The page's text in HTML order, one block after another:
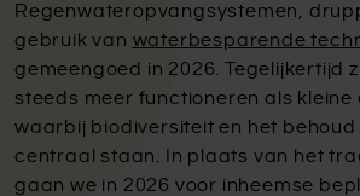
Regenwateropvangsystemen,
gebruik van waterbesparende
gemeengoed in 2026. Tegelijkertijd
steeds meer functioneren als kleine
waarbij biodiversiteit en het behoud
centraal staan. In plaats van het
gaan we in 2026 voor inheemse